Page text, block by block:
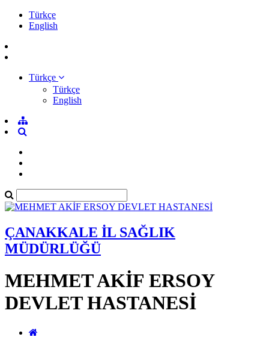
Türkçe
English
Türkçe
Türkçe
English
ÇANAKKALE İL SAĞLIK
MÜDÜRLÜĞÜ
MEHMET AKİF ERSOY
DEVLET HASTANESİ